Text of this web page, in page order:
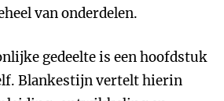
van onderdelen.
gedeelte is een hoofdstuk
Blankestijn vertelt hierin